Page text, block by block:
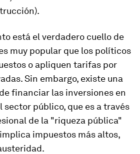
está el verdadero cuello de
muy popular que los políticos
o apliquen tarifas por
Sin embargo, existe una
financiar las inversiones en
público, que es a través
de la "riqueza pública"
impuestos más altos,